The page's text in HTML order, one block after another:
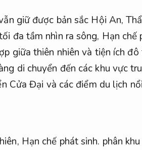
giữ được bản sắc Hội An,
đa tầm nhìn ra sông, Hạn chế
giữa thiên nhiên và tiện ích đô
di chuyển đến các khu vực
Cửa Đại và các điểm du lịch
Hạn chế phát sinh. phân